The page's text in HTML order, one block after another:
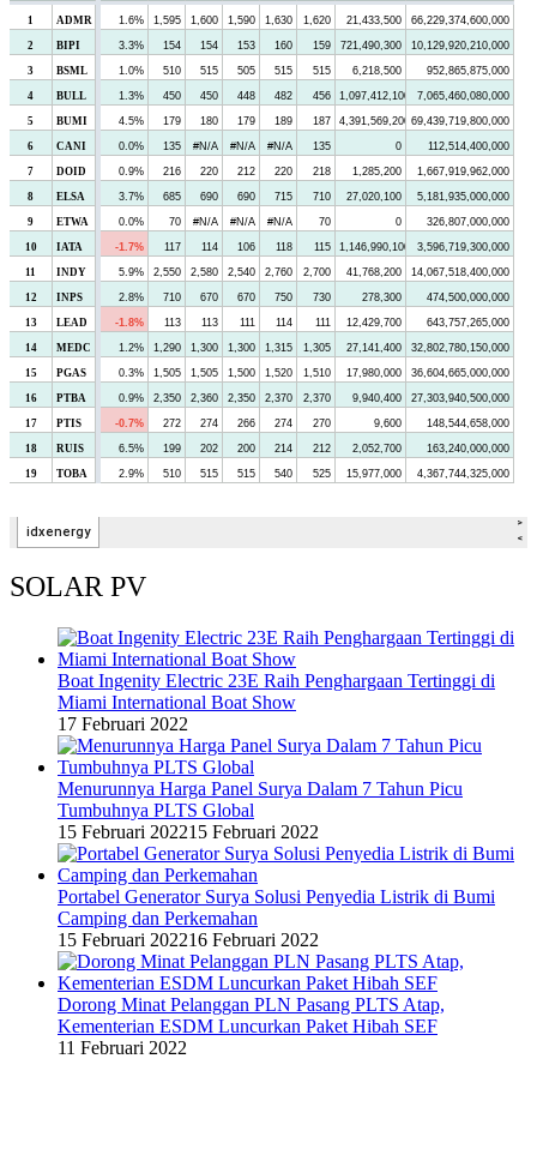
SOLAR PV
Boat Ingenity Electric 23E Raih Penghargaan Tertinggi di
Miami International Boat Show
17 Februari 2022
Menurunnya Harga Panel Surya Dalam 7 Tahun Picu
Tumbuhnya PLTS Global
15 Februari 202215 Februari 2022
Portabel Generator Surya Solusi Penyedia Listrik di Bumi
Camping dan Perkemahan
15 Februari 202216 Februari 2022
Dorong Minat Pelanggan PLN Pasang PLTS Atap,
Kementerian ESDM Luncurkan Paket Hibah SEF
11 Februari 2022